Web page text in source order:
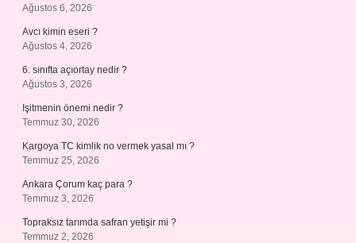
Ağustos 6, 2026
Avcı kimin eseri ?
Ağustos 4, 2026
6. sınıfta açıortay nedir ?
Ağustos 3, 2026
Işitmenin önemi nedir ?
Temmuz 30, 2026
Kargoya TC kimlik no vermek yasal mı ?
Temmuz 25, 2026
Ankara Çorum kaç para ?
Temmuz 3, 2026
Topraksız tarımda safran yetişir mi ?
Temmuz 2, 2026